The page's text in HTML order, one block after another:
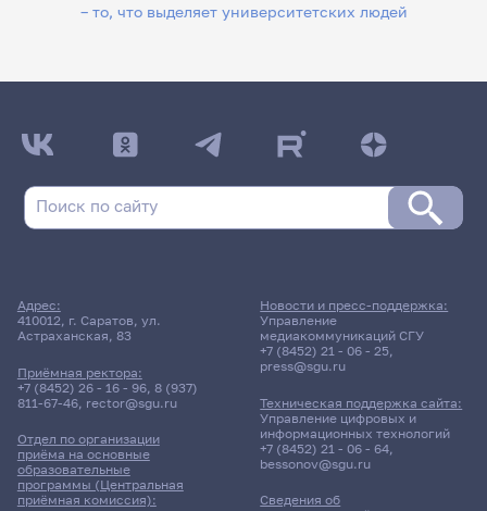
– то, что выделяет университетских людей
Адрес:
410012, г. Саратов, ул.
Астраханская, 83
Приёмная ректора:
+7 (8452) 26 - 16 - 96, 8 (937)
811-67-46, rector@sgu.ru
Отдел по организации
приёма на основные
образовательные
программы (Центральная
приёмная комиссия):
Сведения об
Новости и пресс-поддержка:
Управление
медиакоммуникаций СГУ
+7 (8452) 21 - 06 - 25,
press@sgu.ru
Техническая поддержка сайта:
Управление цифровых и
информационных технологий
+7 (8452) 21 - 06 - 64,
bessonov@sgu.ru